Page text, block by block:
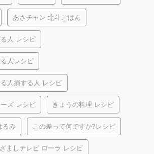
あさチャン 北斗ごはん
人 レシピ
人レシピ
人損する人 レシピ
ズ レシピ きょうの料理 レシピ
るみ この差って何ですか?レシピ
ましテレビ ローラ レシピ